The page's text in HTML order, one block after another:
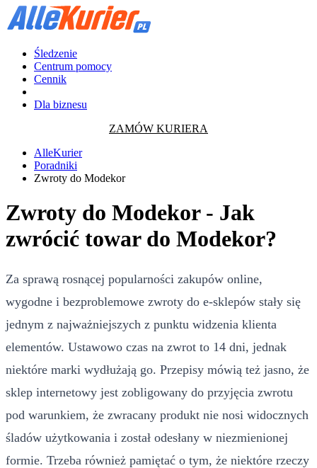
Śledzenie
Centrum pomocy
Cennik
Dla biznesu
ZAMÓW KURIERA
AlleKurier
Poradniki
Zwroty do Modekor
Zwroty do Modekor - Jak
zwrócić towar do Modekor?
Za sprawą rosnącej popularności zakupów online,
wygodne i bezproblemowe zwroty do e-sklepów stały się
jednym z najważniejszych z punktu widzenia klienta
elementów. Ustawowo czas na zwrot to 14 dni, jednak
niektóre marki wydłużają go. Przepisy mówią też jasno, że
sklep internetowy jest zobligowany do przyjęcia zwrotu
pod warunkiem, że zwracany produkt nie nosi widocznych
śladów użytkowania i został odesłany w niezmienionej
formie. Trzeba również pamiętać o tym, że niektóre rzeczy